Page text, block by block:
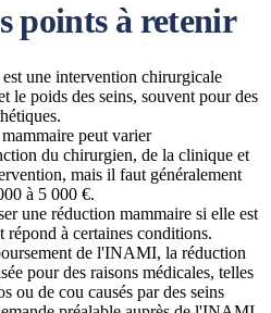
points à retenir
une intervention chirurgicale
le poids des seins, souvent pour des
peut varier
du chirurgien, de la clinique et
mais il faut généralement
à 5 000 €.
une réduction mammaire si elle est
répond à certaines conditions.
de l'INAMI, la réduction
pour des raisons médicales, telles
ou de cou causés par des seins